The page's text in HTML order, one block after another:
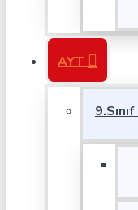
AYT
9.Sınıf